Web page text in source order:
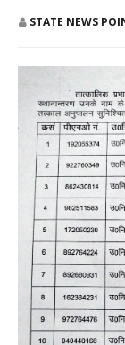
STATE NEWS